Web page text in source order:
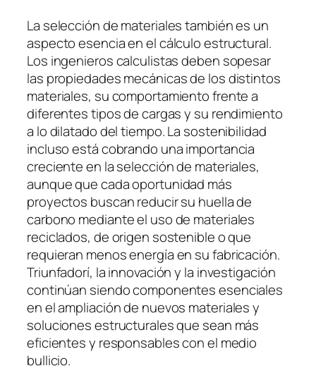
La selección de materiales también es un
aspecto esencia en el cálculo estructural.
Los ingenieros calculistas deben sopesar
las propiedades mecánicas de los distintos
materiales, su comportamiento frente a
diferentes tipos de cargas y su rendimiento
a lo dilatado del tiempo. La sostenibilidad
incluso está cobrando una importancia
creciente en la selección de materiales,
aunque que cada oportunidad más
proyectos buscan reducir su huella de
carbono mediante el uso de materiales
reciclados, de origen sostenible o que
requieran menos energía en su fabricación.
Triunfadorí, la innovación y la investigación
continúan siendo componentes esenciales
en el ampliación de nuevos materiales y
soluciones estructurales que sean más
eficientes y responsables con el medio
bullicio.